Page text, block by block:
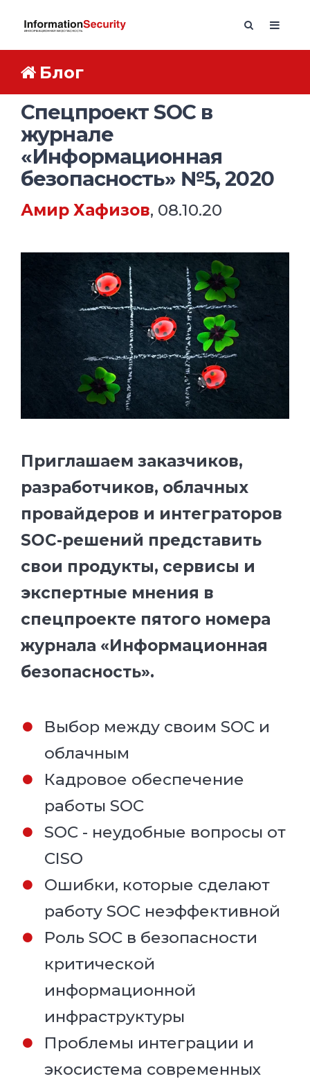
Блог
Спецпроект SOC в
журнале
«Информационная
безопасность» №5, 2020
Амир Хафизов, 08.10.20
Приглашаем заказчиков,
разработчиков, облачных
провайдеров и интеграторов
SOC-решений представить
свои продукты, сервисы и
экспертные мнения в
спецпроекте пятого номера
журнала «Информационная
безопасность».
Выбор между своим SOC и
облачным
Кадровое обеспечение
работы SOC
SOC - неудобные вопросы от
CISO
Ошибки, которые сделают
работу SOC неэффективной
Роль SOC в безопасности
критической
информационной
инфраструктуры
Проблемы интеграции и
экосистема современных